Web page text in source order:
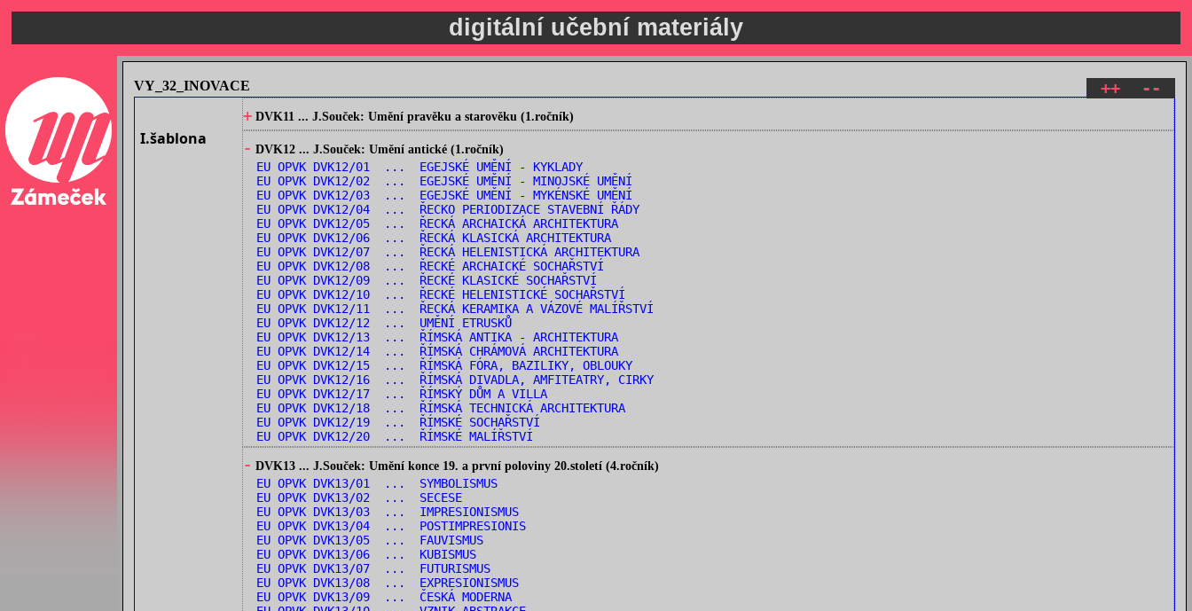
digitální učební materiály
++ --
VY_32_INOVACE
I.šablona
+ DVK11 ... J.Souček: Umění pravěku a starověku (1.ročník)
- DVK12 ... J.Souček: Umění antické (1.ročník)
EU OPVK DVK12/01 ... EGEJSKÉ UMĚNÍ - KYKLADY
EU OPVK DVK12/02 ... EGEJSKÉ UMĚNÍ - MINOJSKÉ UMĚNÍ
EU OPVK DVK12/03 ... EGEJSKÉ UMĚNÍ - MYKÉNSKÉ UMĚNÍ
EU OPVK DVK12/04 ... ŘECKO PERIODIZACE STAVEBNÍ ŘÁDY
EU OPVK DVK12/05 ... ŘECKÁ ARCHAICKÁ ARCHITEKTURA
EU OPVK DVK12/06 ... ŘECKÁ KLASICKÁ ARCHITEKTURA
EU OPVK DVK12/07 ... ŘECKÁ HELENISTICKÁ ARCHITEKTURA
EU OPVK DVK12/08 ... ŘECKÉ ARCHAICKÉ SOCHAŘSTVÍ
EU OPVK DVK12/09 ... ŘECKÉ KLASICKÉ SOCHAŘSTVÍ
EU OPVK DVK12/10 ... ŘECKÉ HELENISTICKÉ SOCHAŘSTVÍ
EU OPVK DVK12/11 ... ŘECKÁ KERAMIKA A VÁZOVÉ MALÍŘSTVÍ
EU OPVK DVK12/12 ... UMĚNÍ ETRUSKŮ
EU OPVK DVK12/13 ... ŘÍMSKÁ ANTIKA - ARCHITEKTURA
EU OPVK DVK12/14 ... ŘÍMSKÁ CHRÁMOVÁ ARCHITEKTURA
EU OPVK DVK12/15 ... ŘÍMSKÁ FÓRA, BAZILIKY, OBLOUKY
EU OPVK DVK12/16 ... ŘÍMSKÁ DIVADLA, AMFITEATRY, CIRKY
EU OPVK DVK12/17 ... ŘÍMSKÝ DŮM A VILLA
EU OPVK DVK12/18 ... ŘÍMSKÁ TECHNICKÁ ARCHITEKTURA
EU OPVK DVK12/19 ... ŘÍMSKÉ SOCHAŘSTVÍ
EU OPVK DVK12/20 ... ŘÍMSKÉ MALÍŘSTVÍ
- DVK13 ... J.Souček: Umění konce 19. a první poloviny 20.století (4.ročník)
EU OPVK DVK13/01 ... SYMBOLISMUS
EU OPVK DVK13/02 ... SECESE
EU OPVK DVK13/03 ... IMPRESIONISMUS
EU OPVK DVK13/04 ... POSTIMPRESIONIS
EU OPVK DVK13/05 ... FAUVISMUS
EU OPVK DVK13/06 ... KUBISMUS
EU OPVK DVK13/07 ... FUTURISMUS
EU OPVK DVK13/08 ... EXPRESIONISMUS
EU OPVK DVK13/09 ... ČESKÁ MODERNA